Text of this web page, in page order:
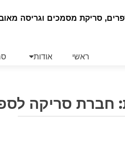
סריקת מסמכים וגריסה
to
ראשי אודות
חברת סריקה